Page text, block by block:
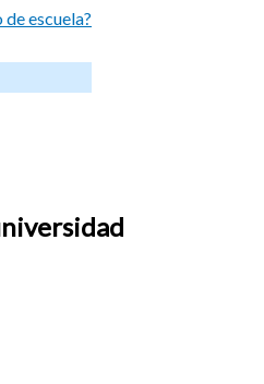
escuela?